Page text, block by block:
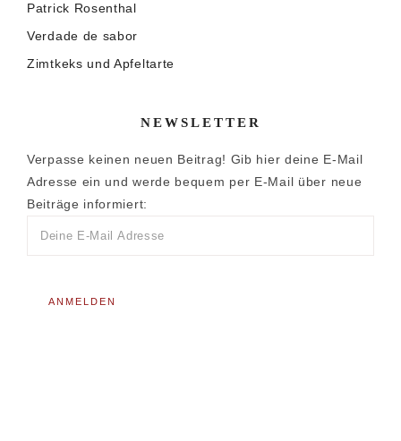
Patrick Rosenthal
Verdade de sabor
Zimtkeks und Apfeltarte
NEWSLETTER
Verpasse keinen neuen Beitrag! Gib hier deine E-Mail
Adresse ein und werde bequem per E-Mail über neue
Beiträge informiert: